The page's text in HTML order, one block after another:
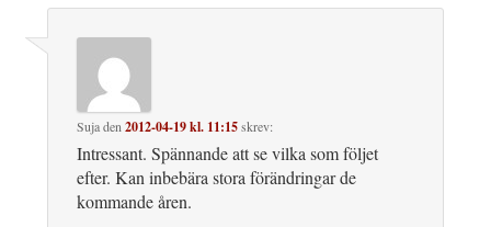
Sujaden 2012-04-19 kl. 11:15skrev:
Intressant. Spännande att se vilka som följet
efter. Kan inbebära stora förändringar de
kommande åren.